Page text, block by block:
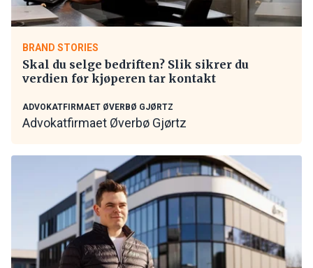
BRAND STORIES
Skal du selge bedriften? Slik sikrer du
verdien før kjøperen tar kontakt
ADVOKATFIRMAET ØVERBØ GJØRTZ
Advokatfirmaet Øverbø Gjørtz